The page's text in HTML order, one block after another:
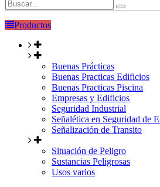
Productos
Buenas Prácticas
Buenas Practicas Edificios
Buenas Practicas Piscina
Empresas y Edificios
Seguridad Industrial
Señalética en Seguridad de
Señalización de Transito
Situación de Peligro
Sustancias Peligrosas
Usos varios